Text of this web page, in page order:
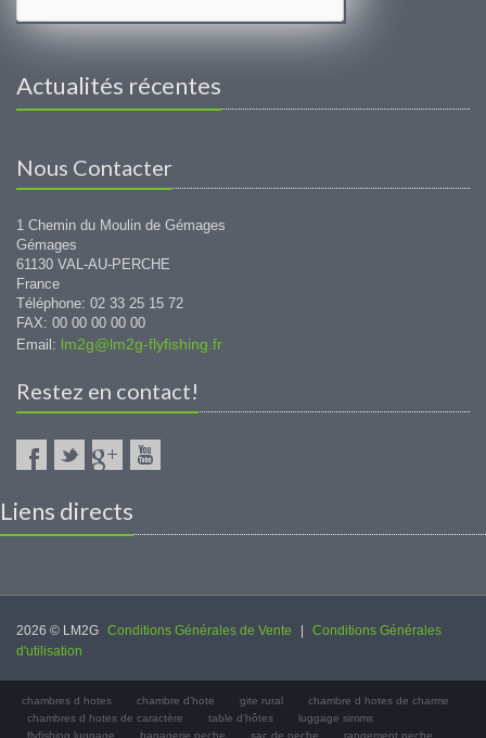
Actualités récentes
Nous Contacter
1 Chemin du Moulin de Gémages
Gémages
61130 VAL-AU-PERCHE
France
Téléphone: 02 33 25 15 72
FAX: 00 00 00 00 00
Email: lm2g@lm2g-flyfishing.fr
Restez en contact!
Liens directs
2026 © LM2G Conditions Générales de Vente
Conditions Générales
d'utilisation
chambres d hotes chambre d'hote gite rural
chambre d hotes de charme
chambres d hotes de caractère
table d'hôtes
luggage simms
flyfishing luggage
bagagerie peche sac de peche rangement peche